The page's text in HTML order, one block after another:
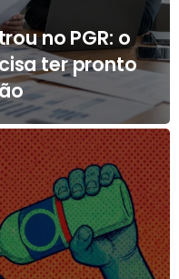
no PGR: o
ter pronto